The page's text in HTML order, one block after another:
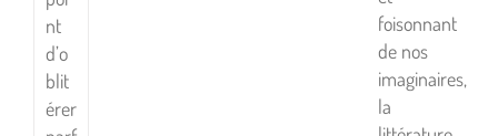
nt
d’o
blit
érer
foisonnant
de nos
imaginaires,
la